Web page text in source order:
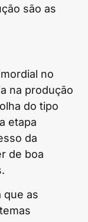
são as
no
na produção
do tipo
etapa
da
de boa
que as